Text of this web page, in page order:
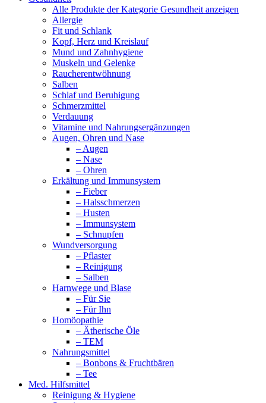
Alle Produkte der Kategorie Gesundheit anzeigen
Allergie
Fit und Schlank
Kopf, Herz und Kreislauf
Mund und Zahnhygiene
Muskeln und Gelenke
Raucherentwöhnung
Salben
Schlaf und Beruhigung
Schmerzmittel
Verdauung
Vitamine und Nahrungsergänzungen
Augen, Ohren und Nase
– Augen
– Nase
– Ohren
Erkältung und Immunsystem
– Fieber
– Halsschmerzen
– Husten
– Immunsystem
– Schnupfen
Wundversorgung
– Pflaster
– Reinigung
– Salben
Harnwege und Blase
– Für Sie
– Für Ihn
Homöopathie
– Ätherische Öle
– TEM
Nahrungsmittel
– Bonbons & Fruchtbären
– Tee
Med. Hilfsmittel
Reinigung & Hygiene